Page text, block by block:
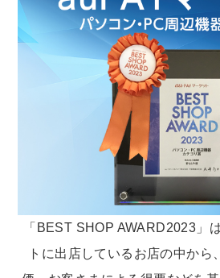
「BEST SHOP AWARD2023」
トに出店しているお店の中から